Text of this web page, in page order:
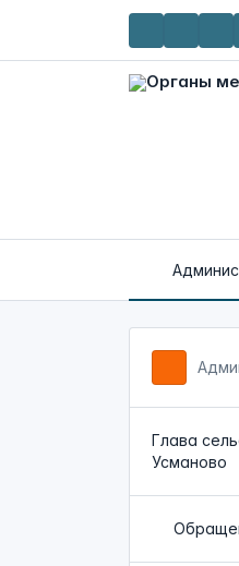
Глава
Усманово